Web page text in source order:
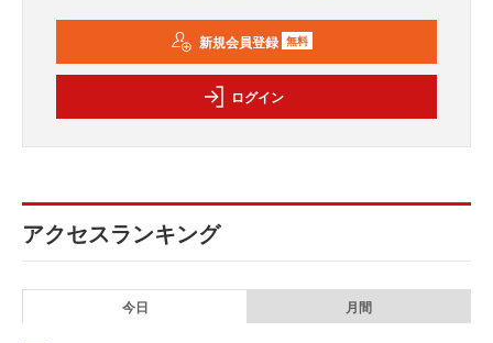
新規会員登録 無料
ログイン
アクセスランキング
今日 月間